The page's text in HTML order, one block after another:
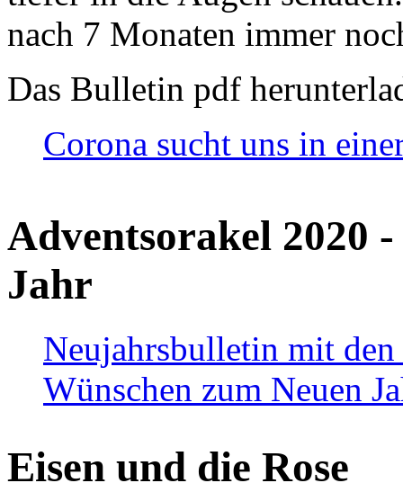
nach 7 Monaten immer
Das Bulletin pdf
Corona sucht uns in
Adventsorakel 2020
Jahr
Neujahrsbulletin mit den
Wünschen zum Neuen
Eisen und die Rose